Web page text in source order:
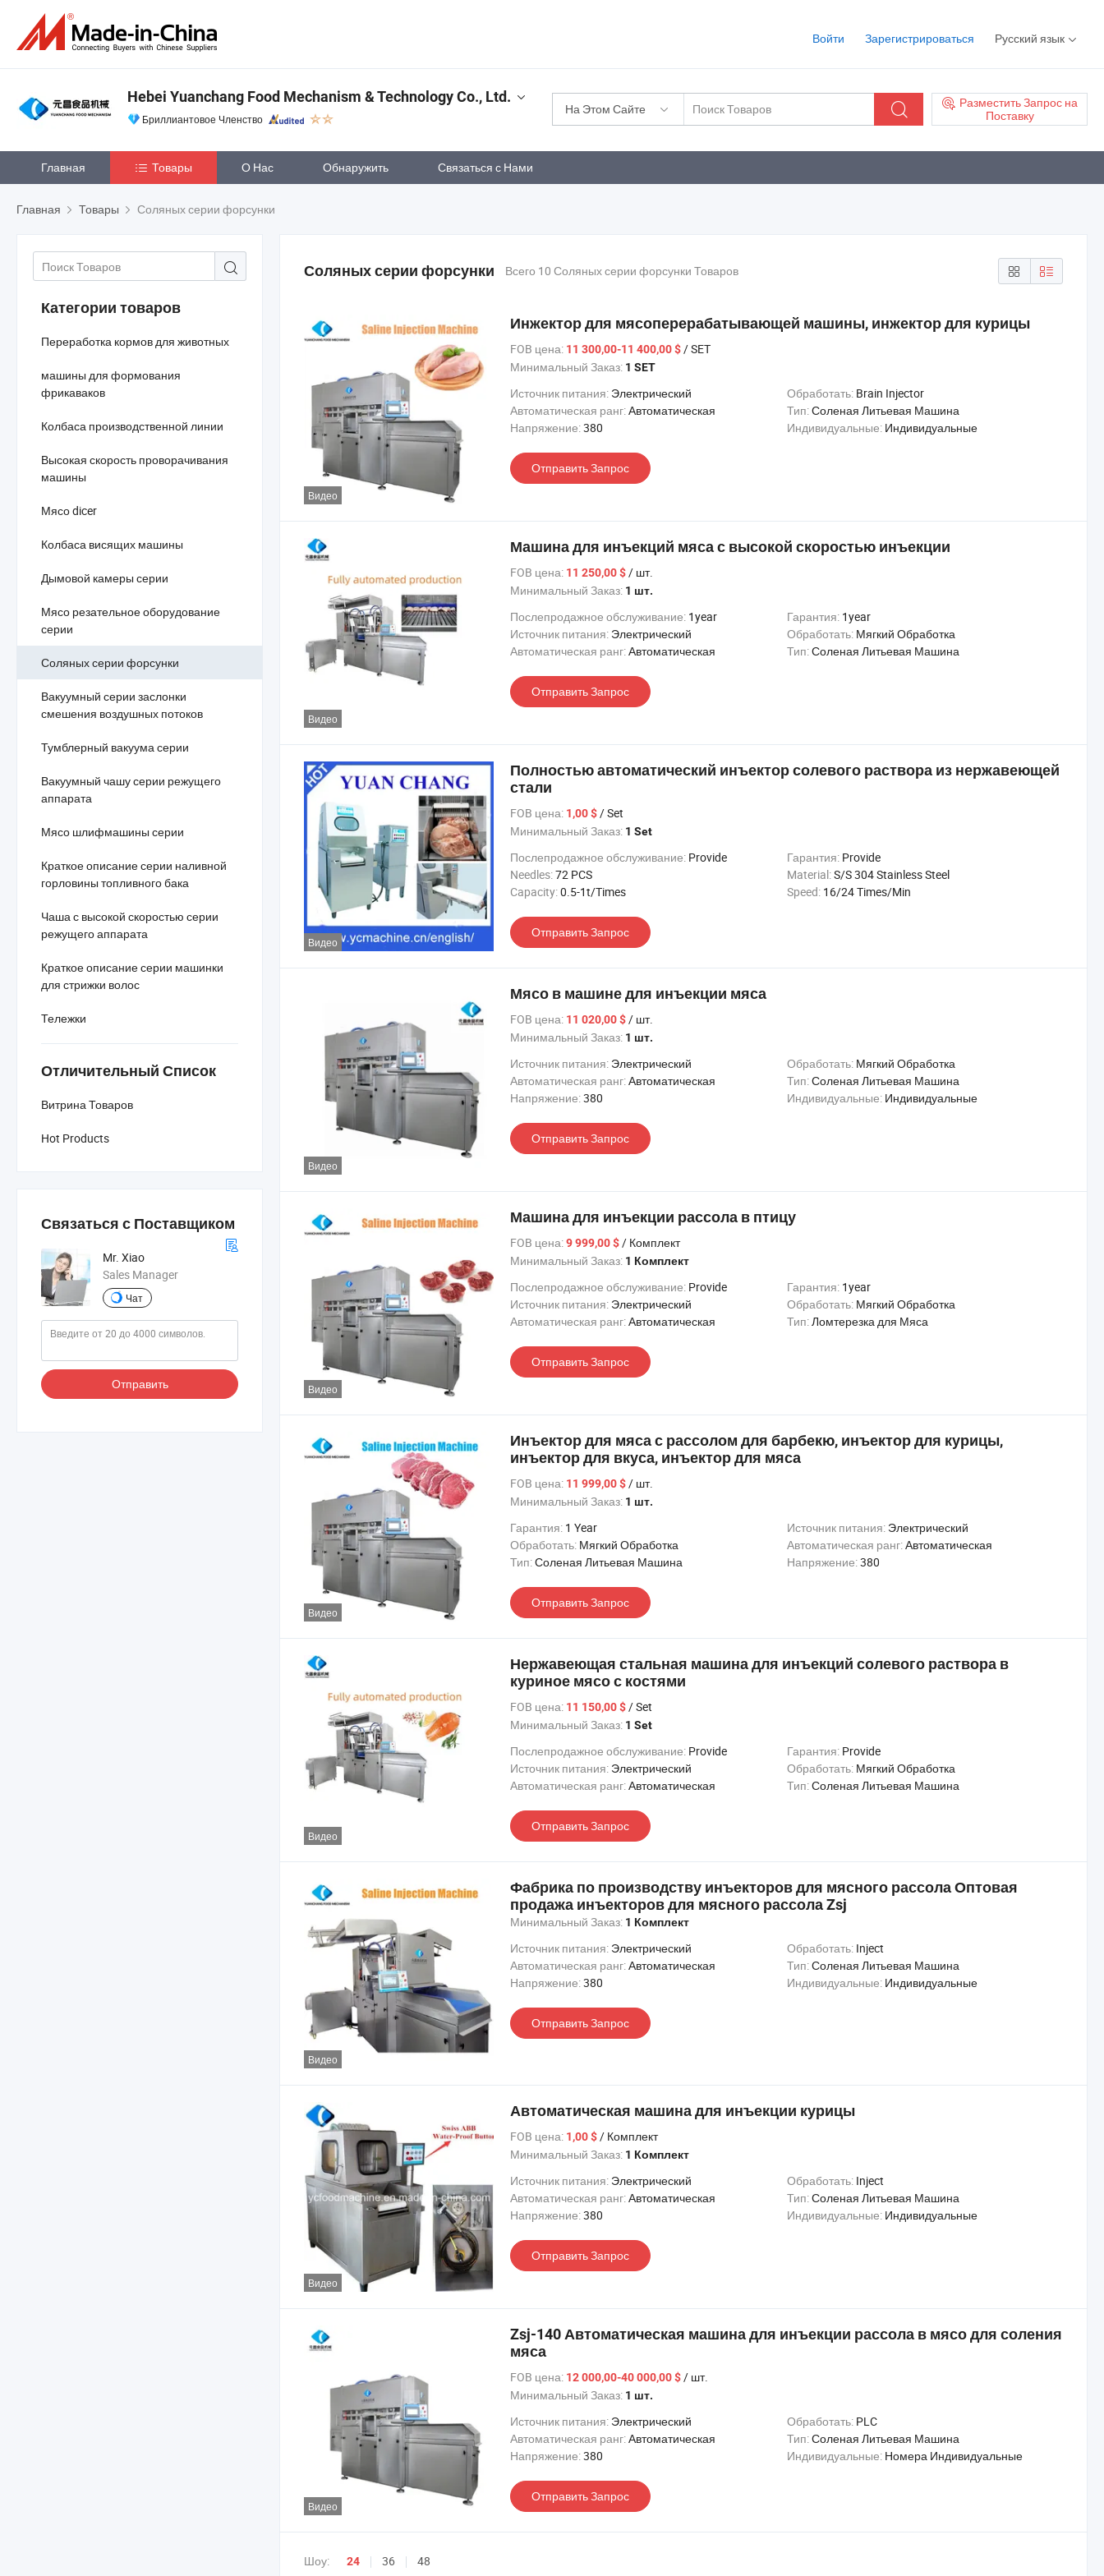
Войти Зарегистрироваться Русский язык
На Этом Сайте
Разместить Запрос на
Поставку
Hebei Yuanchang Food Mechanism & Technology Co., Ltd.
Бриллиантовое Членство
Главная Товары О Нас Обнаружить Связаться с Нами
Главная Товары Соляных серии форсунки
Категории товаров
Переработка кормов для животных
машины для формования
фрикаваков
Колбаса производственной линии
Высокая скорость проворачивания
машины
Мясо dicer
Колбаса висящих машины
Дымовой камеры серии
Мясо резательное оборудование
серии
Соляных серии форсунки
Вакуумный серии заслонки
смешения воздушных потоков
Тумблерный вакуума серии
Вакуумный чашу серии режущего
аппарата
Мясо шлифмашины серии
Краткое описание серии наливной
горловины топливного бака
Чаша с высокой скоростью серии
режущего аппарата
Краткое описание серии машинки
для стрижки волос
Тележки
Отличительный Список
Витрина Товаров
Hot Products
Связаться с Поставщиком
Mr. Xiao
Sales Manager
Чат
Отправить
Соляных серии форсунки Всего 10 Соляных серии форсунки Товаров
Видео
Инжектор для мясоперерабатывающей машины, инжектор для курицы
FOB цена: 11 300,00-11 400,00 $/ SET
Минимальный Заказ: 1 SET
Источник питания: Электрический Обработать: Brain Injector
Автоматическая ранг:Автоматическая Тип:Соленая Литьевая Машина
Напряжение:380 Индивидуальные: Индивидуальные
Отправить Запрос
Видео
Машина для инъекций мяса с высокой скоростью инъекции
FOB цена: 11 250,00 $/ шт.
Минимальный Заказ: 1 шт.
Послепродажное обслуживание: 1year Гарантия: 1year
Источник питания: Электрический Обработать: Мягкий Обработка
Автоматическая ранг:Автоматическая Тип:Соленая Литьевая Машина
Отправить Запрос
Видео
Полностью автоматический инъектор солевого раствора из нержавеющей
стали
FOB цена: 1,00 $/ Set
Минимальный Заказ: 1 Set
Послепродажное обслуживание: Provide Гарантия: Provide
Needles:72 PCS Material:S/S 304 Stainless Steel
Capacity:0.5-1t/Times Speed: 16/24 Times/Min
Отправить Запрос
Видео
Мясо в машине для инъекции мяса
FOB цена: 11 020,00 $/ шт.
Минимальный Заказ: 1 шт.
Источник питания: Электрический Обработать: Мягкий Обработка
Автоматическая ранг:Автоматическая Тип:Соленая Литьевая Машина
Напряжение:380 Индивидуальные: Индивидуальные
Отправить Запрос
Видео
Машина для инъекции рассола в птицу
FOB цена:9 999,00 $/ Комплект
Минимальный Заказ: 1 Комплект
Послепродажное обслуживание: Provide Гарантия: 1year
Источник питания: Электрический Обработать: Мягкий Обработка
Автоматическая ранг:Автоматическая Тип:Ломтерезка для Мяса
Отправить Запрос
Видео
Инъектор для мяса с рассолом для барбекю, инъектор для курицы,
инъектор для вкуса, инъектор для мяса
FOB цена: 11 999,00 $/ шт.
Минимальный Заказ: 1 шт.
Гарантия: 1 Year Источник питания: Электрический
Обработать: Мягкий Обработка Автоматическая ранг:Автоматическая
Тип:Соленая Литьевая Машина Напряжение:380
Отправить Запрос
Видео
Нержавеющая стальная машина для инъекций солевого раствора в
куриное мясо с костями
FOB цена: 11 150,00 $/ Set
Минимальный Заказ: 1 Set
Послепродажное обслуживание: Provide Гарантия: Provide
Источник питания: Электрический Обработать: Мягкий Обработка
Автоматическая ранг:Автоматическая Тип:Соленая Литьевая Машина
Отправить Запрос
Видео
Фабрика по производству инъекторов для мясного рассола Оптовая
продажа инъекторов для мясного рассола Zsj
Минимальный Заказ: 1 Комплект
Источник питания: Электрический Обработать: Inject
Автоматическая ранг:Автоматическая Тип:Соленая Литьевая Машина
Напряжение:380 Индивидуальные: Индивидуальные
Отправить Запрос
Видео
Автоматическая машина для инъекции курицы
FOB цена: 1,00 $/ Комплект
Минимальный Заказ: 1 Комплект
Источник питания: Электрический Обработать: Inject
Автоматическая ранг:Автоматическая Тип:Соленая Литьевая Машина
Напряжение:380 Индивидуальные: Индивидуальные
Отправить Запрос
Видео
Zsj-140 Автоматическая машина для инъекции рассола в мясо для соления
мяса
FOB цена: 12 000,00-40 000,00 $/ шт.
Минимальный Заказ: 1 шт.
Источник питания: Электрический Обработать: PLC
Автоматическая ранг:Автоматическая Тип:Соленая Литьевая Машина
Напряжение:380 Индивидуальные: Номера Индивидуальные
Отправить Запрос
Шоу: 24 36 48